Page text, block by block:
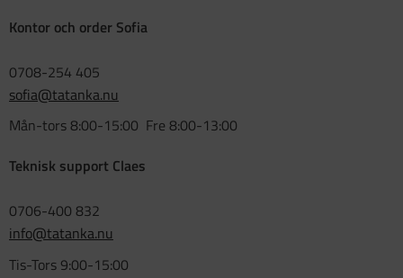
Kontor och order Sofia
0708-254 405
sofia@tatanka.nu
Mån-tors 8:00-15:00 Fre 8:00-13:00
Teknisk support Claes
0706-400 832
info@tatanka.nu
Tis-Tors 9:00-15:00